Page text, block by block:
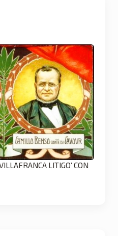
LITIGO’ CON